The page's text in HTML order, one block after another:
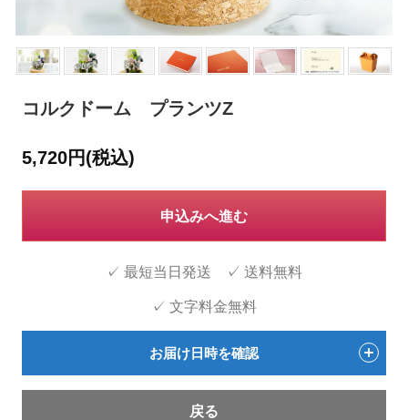
コルクドーム プランツZ
5,720円(税込)
申込みへ進む
✓ 最短当日発送 ✓ 送料無料
✓ 文字料金無料
お届け日時を確認
戻る